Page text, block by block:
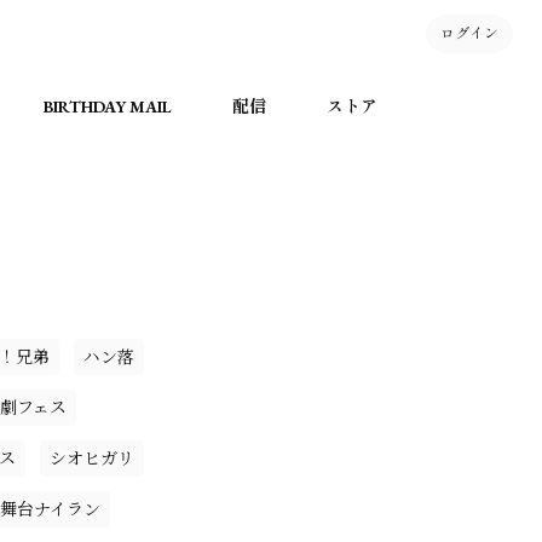
ログイン
BIRTHDAY MAIL 配信 ストア
兄弟 ハン落
フェス
シオヒガリ
舞台ナイラン